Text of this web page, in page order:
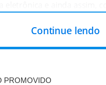
de drogas. A prisão do
Brasil.Continue lendo